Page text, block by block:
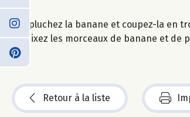
Epluchez la banane et coupez-la en
Mixez les morceaux de banane et de
Retour à la liste